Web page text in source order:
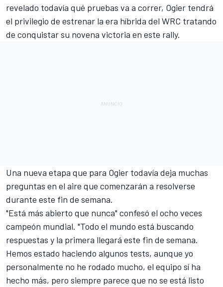
revelado todavía qué pruebas va a correr, Ogier tendrá
el privilegio de estrenar la era híbrida del WRC tratando
de conquistar su novena victoria en este rally.
Una nueva etapa que para Ogier todavía deja muchas
preguntas en el aire que comenzarán a resolverse
durante este fin de semana.
"Está más abierto que nunca" confesó el ocho veces
campeón mundial. "Todo el mundo está buscando
respuestas y la primera llegará este fin de semana.
Hemos estado haciendo algunos tests, aunque yo
personalmente no he rodado mucho, el equipo sí ha
hecho más, pero siempre parece que no se está listo